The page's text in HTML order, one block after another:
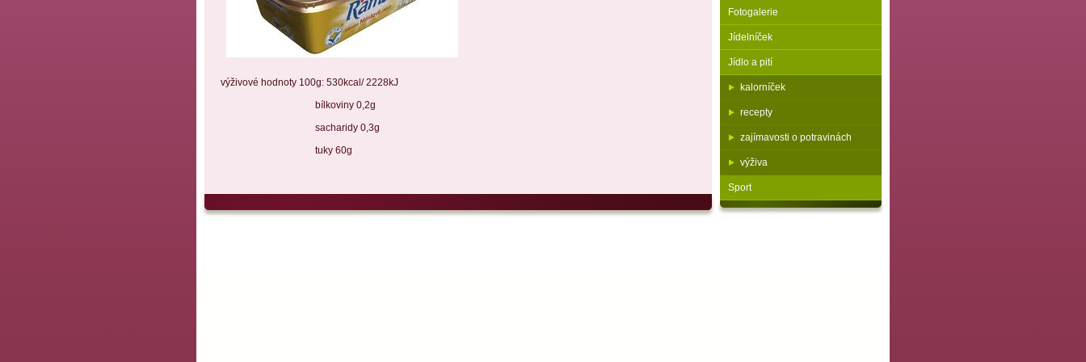
výživové hodnoty 100g: 530kcal/ 2228kJ
bílkoviny 0,2g
sacharidy 0,3g
tuky 60g
Fotogalerie
Jídelníček
Jídlo a pití
kalorníček
recepty
zajímavosti o potravinách
výživa
Sport